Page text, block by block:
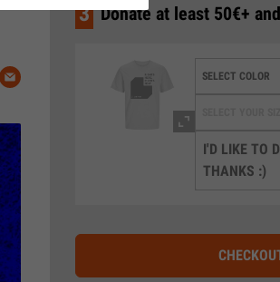
3 Donate at least 50€+
I'D LIKE TO
THANKS :)